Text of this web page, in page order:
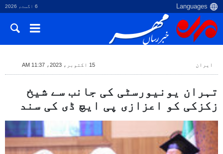
6 اگست، 2026
ایران 15 اکتوبر، 2023، 11:37 AM
تہران یونیورسٹی کی جانب سے شیخ
زکزکی کو اعزازی پی ایچ ڈی کی سند